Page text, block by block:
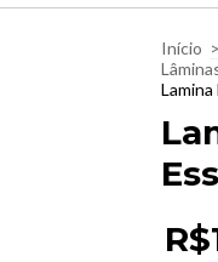
Início >